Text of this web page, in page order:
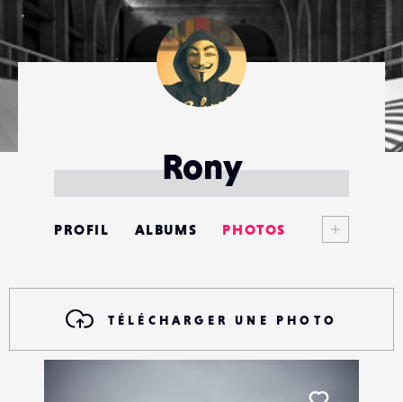
Rony
PROFIL ALBUMS PHOTOS
CONTACTS
TÉLÉCHARGER UNE PHOTO